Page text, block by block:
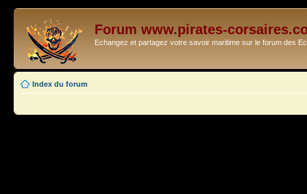
Forum www.pirates-
Echangez et partagez votre savoir maritime sur le forum des
Index du forum